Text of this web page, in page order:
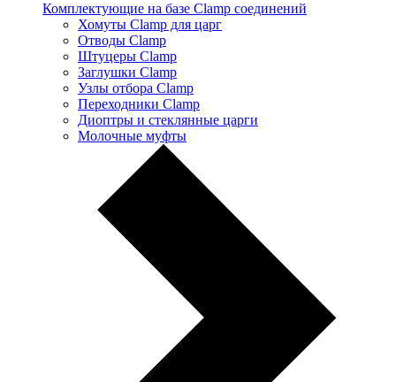
Комплектующие на базе Clamp соединений
Хомуты Clamp для царг
Отводы Clamp
Штуцеры Clamp
Заглушки Clamp
Узлы отбора Clamp
Переходники Clamp
Диоптры и стеклянные царги
Молочные муфты